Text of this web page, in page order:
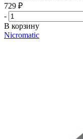
729 ₽
-
В корзину
Nicromatic